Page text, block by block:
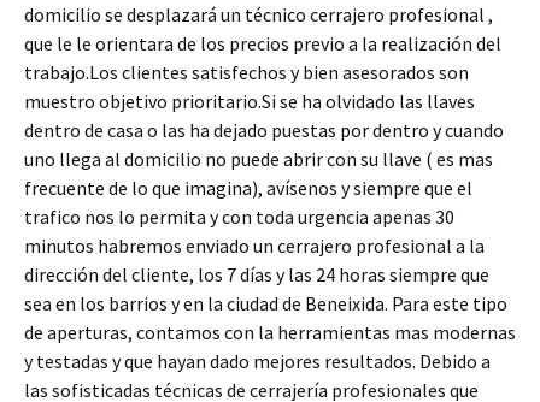
domicilio se desplazará un técnico cerrajero profesional ,
que le le orientara de los precios previo a la realización del
trabajo.Los clientes satisfechos y bien asesorados son
muestro objetivo prioritario.Si se ha olvidado las llaves
dentro de casa o las ha dejado puestas por dentro y cuando
uno llega al domicilio no puede abrir con su llave ( es mas
frecuente de lo que imagina), avísenos y siempre que el
trafico nos lo permita y con toda urgencia apenas 30
minutos habremos enviado un cerrajero profesional a la
dirección del cliente, los 7 días y las 24 horas siempre que
sea en los barrios y en la ciudad de Beneixida. Para este tipo
de aperturas, contamos con la herramientas mas modernas
y testadas y que hayan dado mejores resultados. Debido a
las sofisticadas técnicas de cerrajería profesionales que